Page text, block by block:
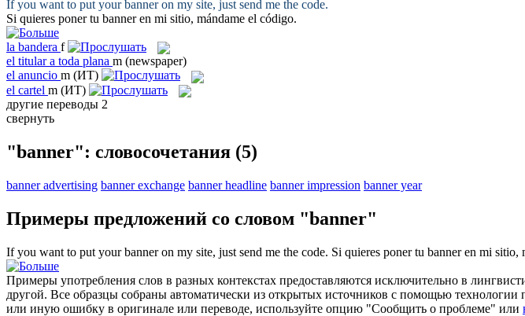
If you want to put yourbanneron my site, just send me the code.
Si quieres poner tu banneren mi sitio, mándame el código.
la bandera f
el titular a toda plana m (newspaper)
el anuncio m (ИТ)
el cartel m (ИТ)
другие переводы 2
свернуть
"banner": словосочетания (5)
banner advertising banner exchange banner headline banner impression banner year
Примеры предложений со словом "banner"
If you want to put yourbanneron my site, just send me the code. Si quieres poner tu banneren mi sitio,
Примеры употребления слов в разных контекстах предоставляются исключительно в
другой. Все образцы собраны автоматически из открытых источников с помощью
или иную ошибку в оригинале или переводе, используйте опцию "Сообщить о проблеме" или